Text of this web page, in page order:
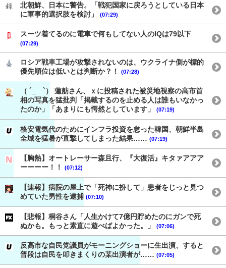
北朝鮮、日本に警告。「戦犯国家に戻ろうとしている日本
に軍事的選択肢を検討」
(07:29)
スーツ着てるのに電車で何もしてない人のIQは79以下
(07:29)
ロシア戦車工場が攻撃されないのは、ウクライナ側が標的
優先順位は低いとは判断か？！
(07:28)
（ ´_ゝ`） 蓮舫さん、ｘに投稿された被災地視察の高市首
相の写真を猛批判「掲載するのを止める人は誰もいなかっ
たのか」「あまりにも愕然としています」
(07:19)
格安電気代のためにインフラ投資を怠った韓国、朝鮮半島
全域を猛暑が直撃してしまった結果…… (07:19)
【胸熱】オートレーサー森且行、『大復活』キタァアアア
ーーーー！！
(07:12)
【速報】病院の屋上で「死神に扮して」患者をじっと見つ
めていた男性を逮捕 (07:10)
【悲報】桐谷さん「人生かけて7億円貯めたのにガンで死
ぬかも。もっと素直に遊べばよかった。」
(07:06)
反高市な自民党議員がモーニングショーに生出演、すると
普段は自民を叩きまくりの某出演者が…… (07:05)